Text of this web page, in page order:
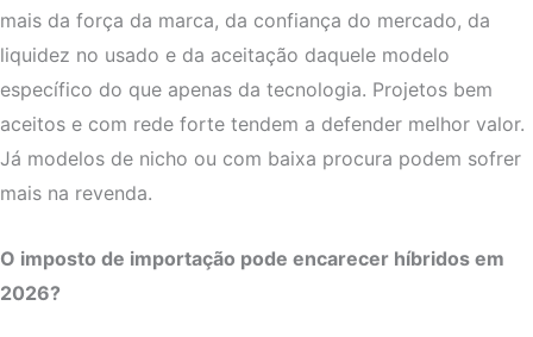
mais da força da marca, da confiança do mercado, da
liquidez no usado e da aceitação daquele modelo
específico do que apenas da tecnologia. Projetos bem
aceitos e com rede forte tendem a defender melhor valor.
Já modelos de nicho ou com baixa procura podem sofrer
mais na revenda.
O imposto de importação pode encarecer híbridos em
2026?